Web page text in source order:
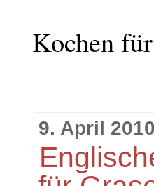
Kochen
9. April 2010